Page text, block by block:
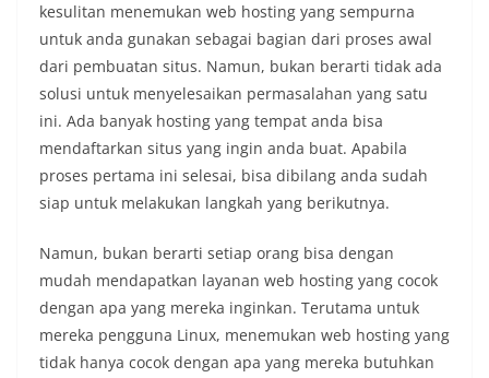
kesulitan menemukan web hosting yang sempurna
untuk anda gunakan sebagai bagian dari proses awal
dari pembuatan situs. Namun, bukan berarti tidak ada
solusi untuk menyelesaikan permasalahan yang satu
ini. Ada banyak hosting yang tempat anda bisa
mendaftarkan situs yang ingin anda buat. Apabila
proses pertama ini selesai, bisa dibilang anda sudah
siap untuk melakukan langkah yang berikutnya.
Namun, bukan berarti setiap orang bisa dengan
mudah mendapatkan layanan web hosting yang cocok
dengan apa yang mereka inginkan. Terutama untuk
mereka pengguna Linux, menemukan web hosting yang
tidak hanya cocok dengan apa yang mereka butuhkan